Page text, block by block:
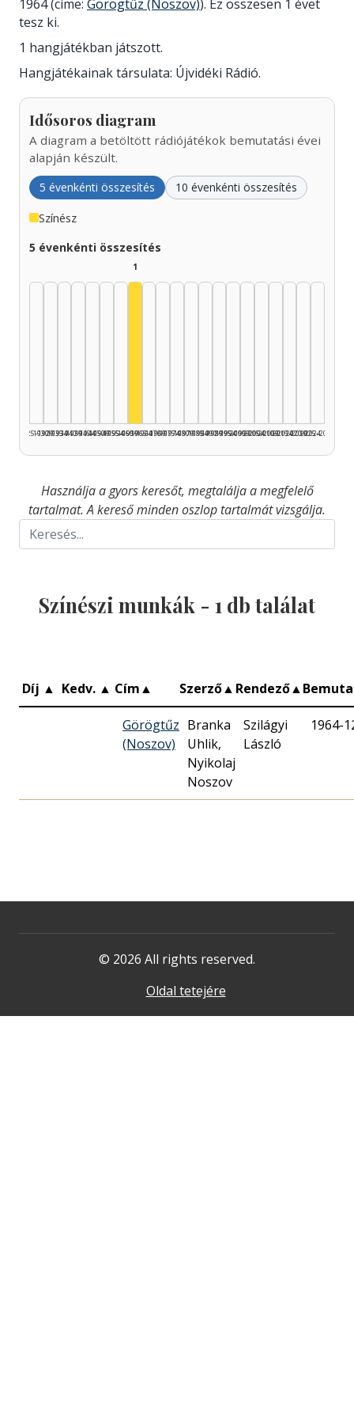
1964 (címe: Görögtűz (Noszov)). Ez összesen 1 évet
tesz ki.
1 hangjátékban játszott.
Hangjátékainak társulata: Újvidéki Rádió.
Idősoros diagram
A diagram a betöltött rádiójátékok bemutatási évei
alapján készült.
5 évenkénti összesítés 10 évenkénti összesítés
Színész
5 évenkénti összesítés
1925–1929
1930–1934
1935–1939
1940–1944
1945–1949
1950–1954
1955–1959
1
1960–1964
1965–1969
1970–1974
1975–1979
1980–1984
1985–1989
1990–1994
1995–1999
2000–2004
2005–2009
2010–2014
2015–2019
2020–2024
2025–2026
Használja a gyors keresőt, megtalálja a megfelelő
tartalmat. A kereső minden oszlop tartalmát vizsgálja.
Színészi munkák - 1 db találat
Díj ▲ Kedv. ▲ Cím▲ Szerző▲ Rendező▲
Görögtűz
(Noszov)
Branka
Uhlik,
Nyikolaj
Noszov
Szilágyi
László
1964-
© 2026 All rights reserved.
Oldal tetejére